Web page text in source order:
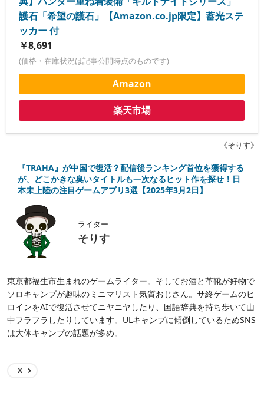
護石「希望の護石」【Amazon.co.jp限定】蓄光ステ
ッカー 付
￥8,691
(価格・在庫状況は記事公開時点のものです)
Amazon
楽天市場
《そりす》
『TRAHA』が中国で復活？配信後ランキング首位を獲得する
が、どこかきな臭いタイトルも―次なるヒット作を探せ！日
本未上陸の注目ゲームアプリ3選【2025年3月2日】
ライター
そりす
東京都福生市生まれのゲームライター。そしてお酒と革靴が好物で
ソロキャンプが趣味のミニマリスト気質おじさん。サ終ゲームのヒ
ロインをAIで復活させてニヤニヤしたり、国語辞典を持ち歩いて山
中フラフラしたりしています。ULキャンプに傾倒しているためSNS
は大体キャンプの話題が多め。
X